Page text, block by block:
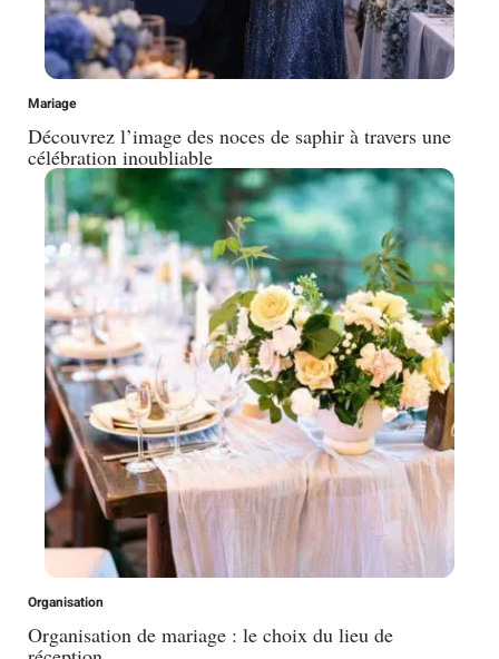
Mariage
Découvrez l’image des noces de saphir à travers une
célébration inoubliable
Organisation
Organisation de mariage : le choix du lieu de